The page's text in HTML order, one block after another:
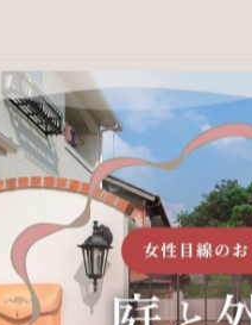
O様邸 郡山市
2023/02/02
目次○ 広いお庭にドック
いお庭にドックランを作
からない状態で、…